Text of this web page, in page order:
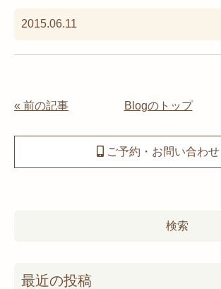
2015.06.11
« 前の記事 Blogのトップ
ご予約・お問い合わせ
最近の投稿